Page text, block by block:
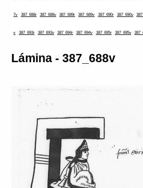
7v 387_688r 387_688v 387_689r 387_689v 387_690r 387_690v
v 387_693r 387_693v 387_694r 387_694v 387_695r 387_695v
Lámina - 387_688v